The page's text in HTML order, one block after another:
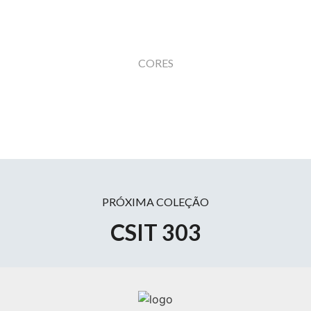
CORES
PRÓXIMA COLEÇÃO
CSIT 303